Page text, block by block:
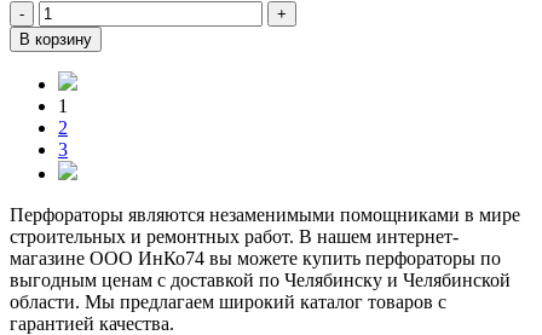
-
+
В корзину
1
2
3
Перфораторы являются незаменимыми помощниками в мире
строительных и ремонтных работ. В нашем интернет-
магазине ООО ИнКо74 вы можете купить перфораторы по
выгодным ценам с доставкой по Челябинску и Челябинской
области. Мы предлагаем широкий каталог товаров с
гарантией качества.